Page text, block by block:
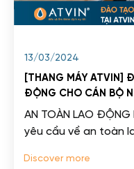
13/03/2024
[THANG MÁY ATVIN]
ĐỘNG CHO CÁN BỘ
AN TOÀN LAO
yêu cầu về an toàn
Discover more